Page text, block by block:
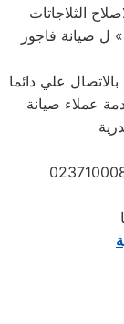
الثلاجاتات
ل صيانة فاجور
علي دائما
عملاء صيانة